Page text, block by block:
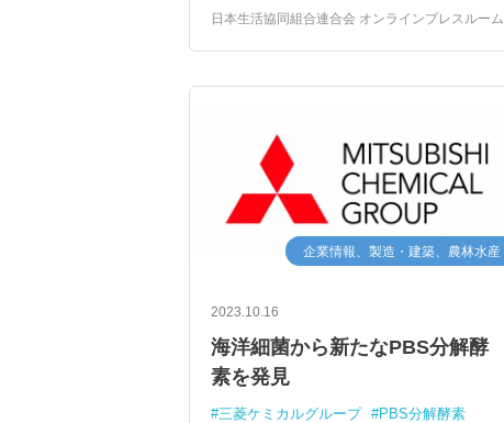
日本生活協同組合連合会 オンラインプレスルーム
企業情報、製造・建築、農林水産
2023.10.16
海洋細菌から新たなPBS分解酵
素を発見
三菱ケミカルグループ
PBS分解酵素